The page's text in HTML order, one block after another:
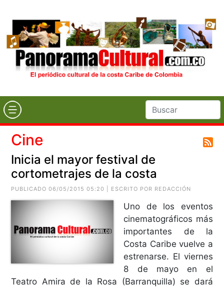
Cine
Inicia el mayor festival de
cortometrajes de la costa
PUBLICADO 06/05/2015 05:20 | ESCRITO POR REDACCIÓN
Uno de los eventos
cinematográficos más
importantes de la
Costa Caribe vuelve a
estrenarse. El viernes
8 de mayo en el
Teatro Amira de la Rosa (Barranquilla) se dará